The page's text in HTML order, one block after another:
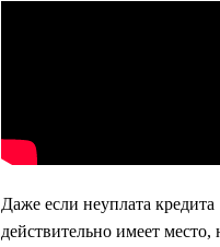
Даже если неуплата кредита
действительно имеет место,